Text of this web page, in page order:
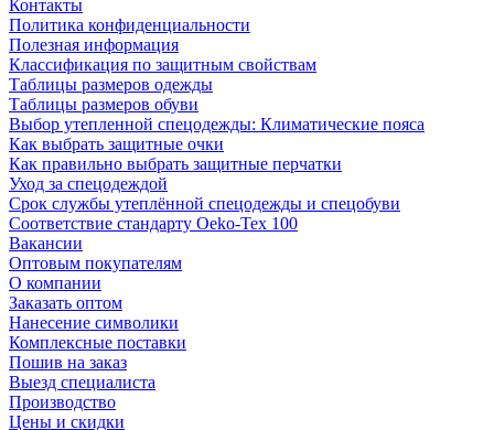
Контакты
Политика конфиденциальности
Полезная информация
Классификация по защитным свойствам
Таблицы размеров одежды
Таблицы размеров обуви
Выбор утепленной спецодежды: Климатические пояса
Как выбрать защитные очки
Как правильно выбрать защитные перчатки
Уход за спецодеждой
Срок службы утеплённой спецодежды и спецобуви
Соответствие стандарту Oeko-Tex 100
Вакансии
Оптовым покупателям
О компании
Заказать оптом
Нанесение символики
Комплексные поставки
Пошив на заказ
Выезд специалиста
Производство
Цены и скидки